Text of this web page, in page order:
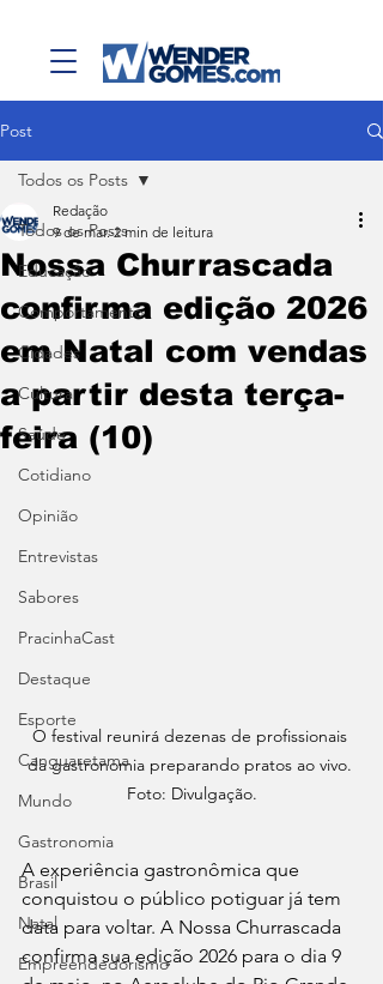
Post
Todos os Posts
Educação
Comportamento
Cidades
Cultura
Saúde
Cotidiano
Opinião
Entrevistas
Sabores
PracinhaCast
Destaque
Esporte
Canguaretama
Mundo
Gastronomia
Brasil
Natal
Empreendedorismo
Todos os Posts
Nossa Churrascada
confirma edição 2026
em Natal com vendas
a partir desta terça-
feira (10)
Redação
9 de mar. 2 min de leitura
O festival reunirá dezenas de profissionais
da gastronomia preparando pratos ao vivo.
Foto: Divulgação.
A experiência gastronômica que
conquistou o público potiguar já tem
data para voltar. A Nossa Churrascada
confirma sua edição 2026 para o dia 9